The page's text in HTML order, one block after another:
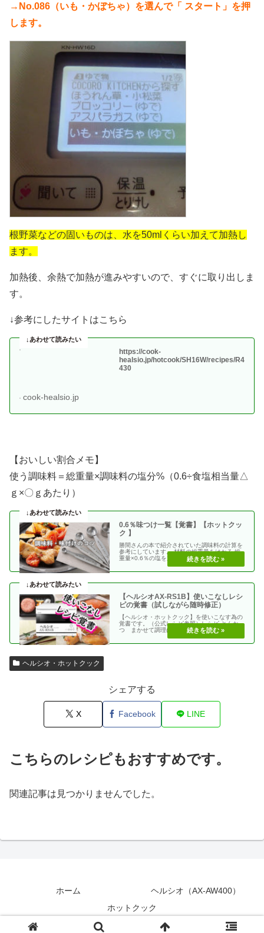
→No.086（いも・かぼちゃ）を選んで「 スタート」を押
します。
根野菜などの固いものは、水を50mlくらい加えて加熱し
ます。
加熱後、余熱で加熱が進みやすいので、すぐに取り出しま
す。
↓参考にしたサイトはこちら
https://cook-
healsio.jp/hotcook/SH16W/recipes/R4
430
cook-healsio.jp
【おいしい割合メモ】
使う調味料＝総重量×調味料の塩分%（0.6÷食塩相当量△
ｇ×〇ｇあたり）
0.6％味つけ一覧【覚書】【ホットクッ
ク 】
勝間さんの本で紹介されていた調味料の計算を
参考にしています。 材料の総重量をはかる 総
重量×0.6％の塩を加える 使う調味料＝（総重
【ヘルシオAX-RS1B】使いこなしレシ
ピの覚書（試しながら随時修正）
【ヘルシオ・ホットクック】を使いこなす為の
覚書です。（公式レシピ参照）レシピ とんか
つ まかせて調理(網焼き・揚げる) エビフラ
ヘルシオ・ホットクック
シェアする
X Facebook LINE
こちらのレシピもおすすめです。
関連記事は見つかりませんでした。
ホーム
ヘルシオ（AX-AW400）
ホットクック
© 2018 シニアのヘルシオ ホットクック活用術.